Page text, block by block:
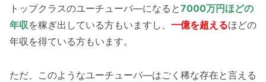
トップクラスのユーチューバ―になると7000万円ほどの
年収を稼ぎ出している方もいますし、 一億を超えるほどの
年収を得ている方もいます。
ただ、このようなユーチューバ―はごく稀な存在と言える